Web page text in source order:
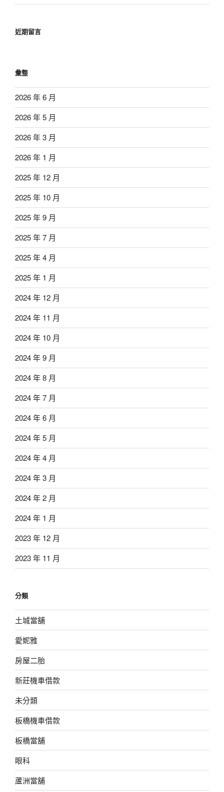
近期留言
彙整
2026 年 6 月
2026 年 5 月
2026 年 3 月
2026 年 1 月
2025 年 12 月
2025 年 10 月
2025 年 9 月
2025 年 7 月
2025 年 4 月
2025 年 1 月
2024 年 12 月
2024 年 11 月
2024 年 10 月
2024 年 9 月
2024 年 8 月
2024 年 7 月
2024 年 6 月
2024 年 5 月
2024 年 4 月
2024 年 3 月
2024 年 2 月
2024 年 1 月
2023 年 12 月
2023 年 11 月
分類
土城當舖
愛妮雅
房屋二胎
新莊機車借款
未分類
板橋機車借款
板橋當舖
眼科
蘆洲當舖